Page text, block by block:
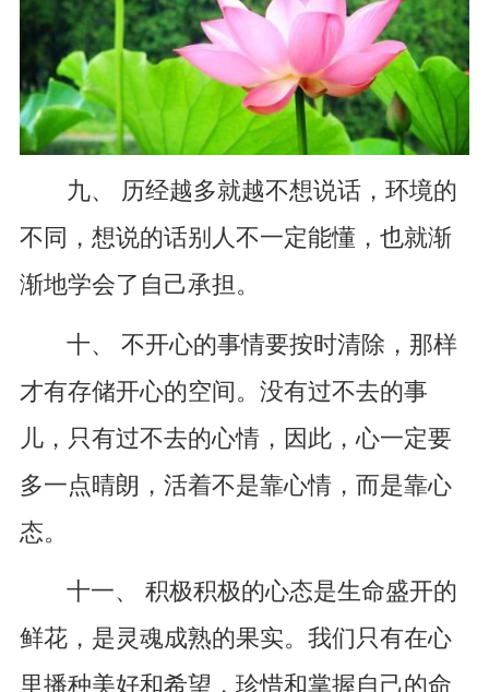
九、 历经越多就越不想说话，环境的
不同，想说的话别人不一定能懂，也就渐
渐地学会了自己承担。
十、 不开心的事情要按时清除，那样
才有存储开心的空间。没有过不去的事
儿，只有过不去的心情，因此，心一定要
多一点晴朗，活着不是靠心情，而是靠心
态。
十一、 积极积极的心态是生命盛开的
鲜花，是灵魂成熟的果实。我们只有在心
里播种美好和希望，珍惜和掌握自己的命